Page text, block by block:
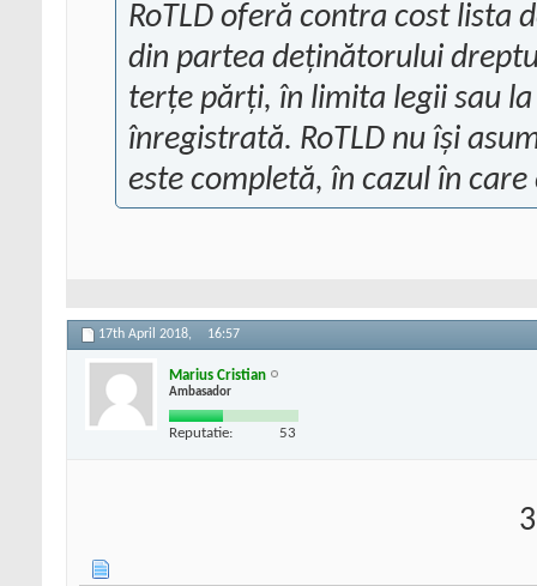
RoTLD oferă contra cost
din partea deținătorului
terțe părți, în limita legii sau
înregistrată. RoTLD nu își
este completă, în cazul în
17th April 2018, 16:57
Marius Cristian
Ambasador
Reputatie: 53